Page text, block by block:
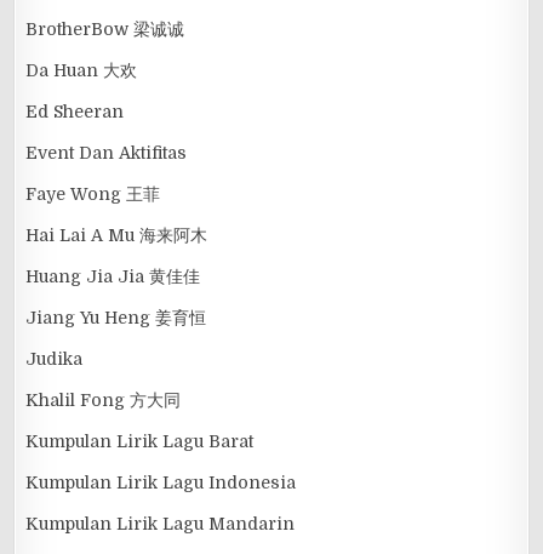
BrotherBow 梁诚诚
Da Huan 大欢
Ed Sheeran
Event Dan Aktifitas
Faye Wong 王菲
Hai Lai A Mu 海来阿木
Huang Jia Jia 黄佳佳
Jiang Yu Heng 姜育恒
Judika
Khalil Fong 方大同
Kumpulan Lirik Lagu Barat
Kumpulan Lirik Lagu Indonesia
Kumpulan Lirik Lagu Mandarin